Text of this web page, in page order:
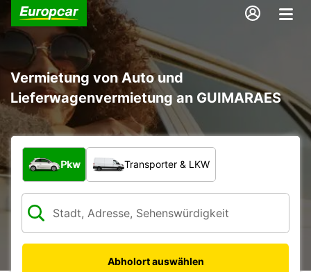
Vermietung von Auto und
Lieferwagenvermietung an GUIMARAES
Welche Art von Fahrzeug?
Pkw Transporter & LKW
Abholort auswählen